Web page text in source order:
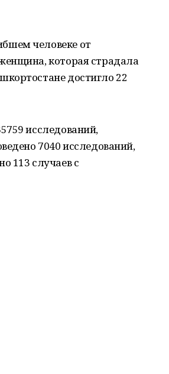
человеке от
которая страдала
достигло 22
исследований,
7040 исследований,
113 случаев с